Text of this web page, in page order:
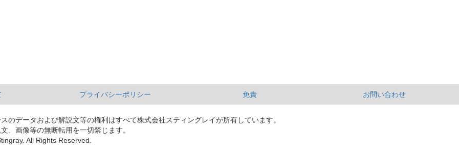
プライバシーポリシー 免責 お問い合わせ
のデータおよび解説文等の権利はすべて株式会社スティングレイが所有しています。
、画像等の無断転用を一切禁じます。
All Rights Reserved.